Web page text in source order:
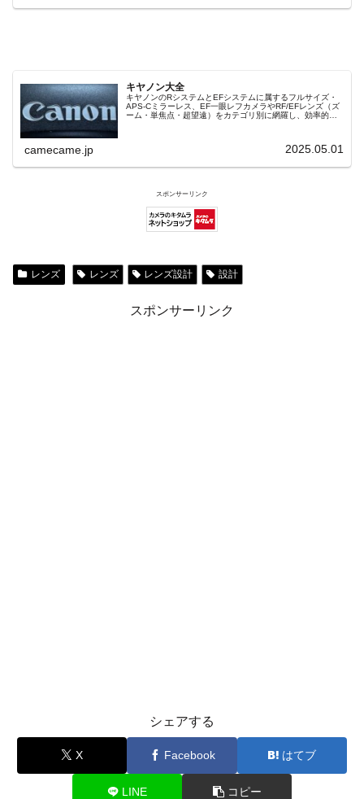
キヤノン大全
キヤノンのRシステムとEFシステムに属するフルサイズ・
APS-Cミラーレス、EF一眼レフカメラやRF/EFレンズ（ズ
ーム・単焦点・超望遠）をカテゴリ別に網羅し、効率的に
camecame.jp 2025.05.01
スポンサーリンク
レンズ レンズ レンズ設計 設計
スポンサーリンク
シェアする
X Facebook はてブ
LINE コピー